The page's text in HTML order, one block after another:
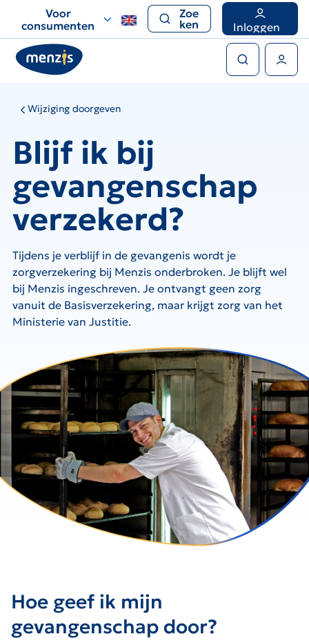
voor
snelle
navigatie
Voor
consumenten
Zoe
ken
Inloggen
Wijziging doorgeven
Blijf ik bij
gevangenschap
verzekerd?
Tijdens je verblijf in de gevangenis wordt je
zorgverzekering bij Menzis onderbroken. Je blijft wel
bij Menzis ingeschreven. Je ontvangt geen zorg
vanuit de Basisverzekering, maar krijgt zorg van het
Ministerie van Justitie.
Hoe geef ik mijn
gevangenschap door?